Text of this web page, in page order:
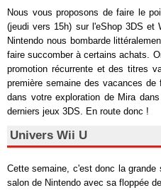
Nous vous proposons de faire le
(jeudi vers 15h) sur l'eShop 3DS
Nintendo nous bombarde
faire succomber à certains achats.
promotion récurrente et des titres
première semaine des vacances
dans votre exploration de Mira
derniers jeux 3DS. En route donc !
Univers Wii U
Cette semaine, c'est donc la
salon de Nintendo avec sa floppée